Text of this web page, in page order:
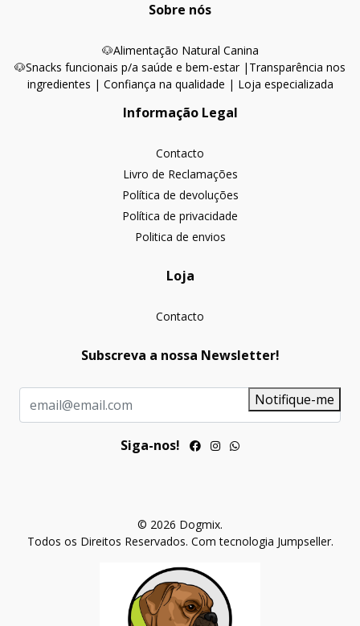
Sobre nós
🐶Alimentação Natural Canina
🐶Snacks funcionais p/a saúde e bem-estar | Transparência nos
ingredientes | Confiança na qualidade | Loja especializada
Informação Legal
Contacto
Livro de Reclamações
Política de devoluções
Política de privacidade
Politica de envios
Loja
Contacto
Subscreva a nossa Newsletter!
Notifique-me
Siga-nos!
© 2026 Dogmix.
Todos os Direitos Reservados. Com tecnologia Jumpseller.